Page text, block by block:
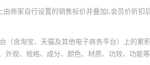
商家自行设置的销售标价并叠加L会员价折扣
（含淘宝、天猫及其他电子商务平台）上的累
外观、规格、成分、颜色、材质、功效、功能